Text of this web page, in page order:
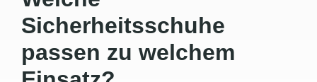
Sicherheitsschuhe
passen zu welchem